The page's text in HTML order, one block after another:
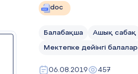
doc
Балабақша Ашық сабақ
Мектепке дейінгі балалар
06.08.2019 457